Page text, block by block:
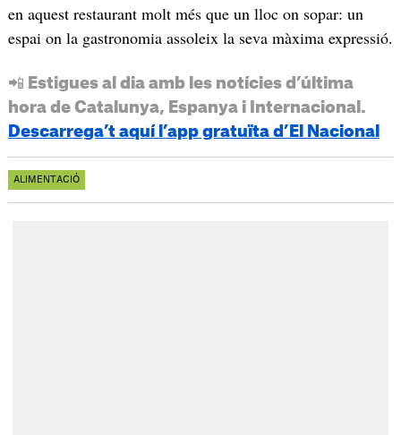
en aquest restaurant molt més que un lloc on sopar: un
espai on la gastronomia assoleix la seva màxima expressió.
📲 Estigues al dia amb les notícies d’última
hora de Catalunya, Espanya i Internacional.
Descarrega’t aquí l’app gratuïta d’El Nacional
ALIMENTACIÓ